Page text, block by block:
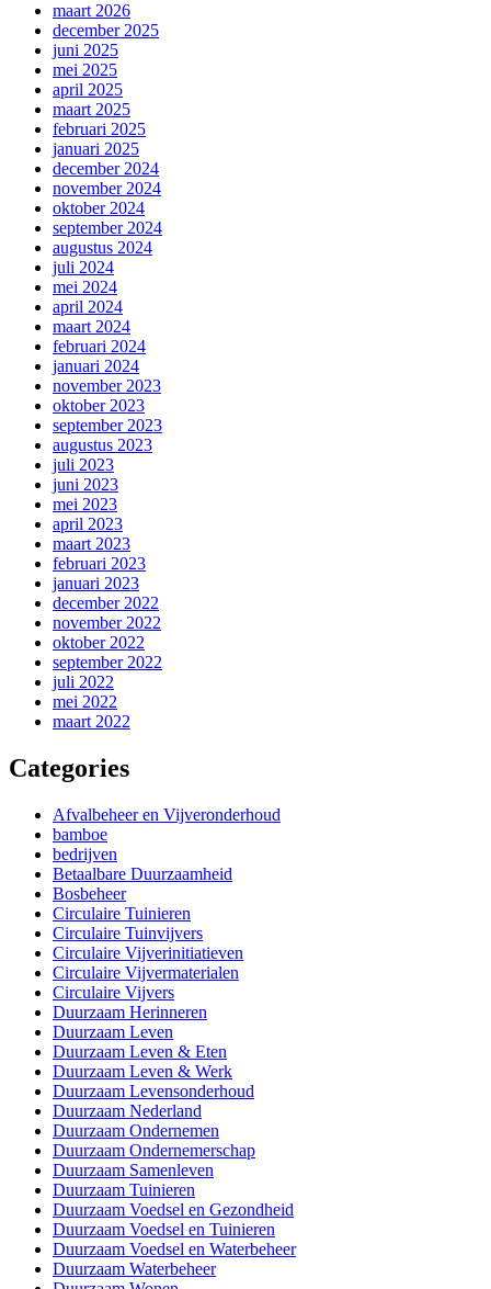
maart 2026
december 2025
juni 2025
mei 2025
april 2025
maart 2025
februari 2025
januari 2025
december 2024
november 2024
oktober 2024
september 2024
augustus 2024
juli 2024
mei 2024
april 2024
maart 2024
februari 2024
januari 2024
november 2023
oktober 2023
september 2023
augustus 2023
juli 2023
juni 2023
mei 2023
april 2023
maart 2023
februari 2023
januari 2023
december 2022
november 2022
oktober 2022
september 2022
juli 2022
mei 2022
maart 2022
Categories
Afvalbeheer en Vijveronderhoud
bamboe
bedrijven
Betaalbare Duurzaamheid
Bosbeheer
Circulaire Tuinieren
Circulaire Tuinvijvers
Circulaire Vijverinitiatieven
Circulaire Vijvermaterialen
Circulaire Vijvers
Duurzaam Herinneren
Duurzaam Leven
Duurzaam Leven & Eten
Duurzaam Leven & Werk
Duurzaam Levensonderhoud
Duurzaam Nederland
Duurzaam Ondernemen
Duurzaam Ondernemerschap
Duurzaam Samenleven
Duurzaam Tuinieren
Duurzaam Voedsel en Gezondheid
Duurzaam Voedsel en Tuinieren
Duurzaam Voedsel en Waterbeheer
Duurzaam Waterbeheer